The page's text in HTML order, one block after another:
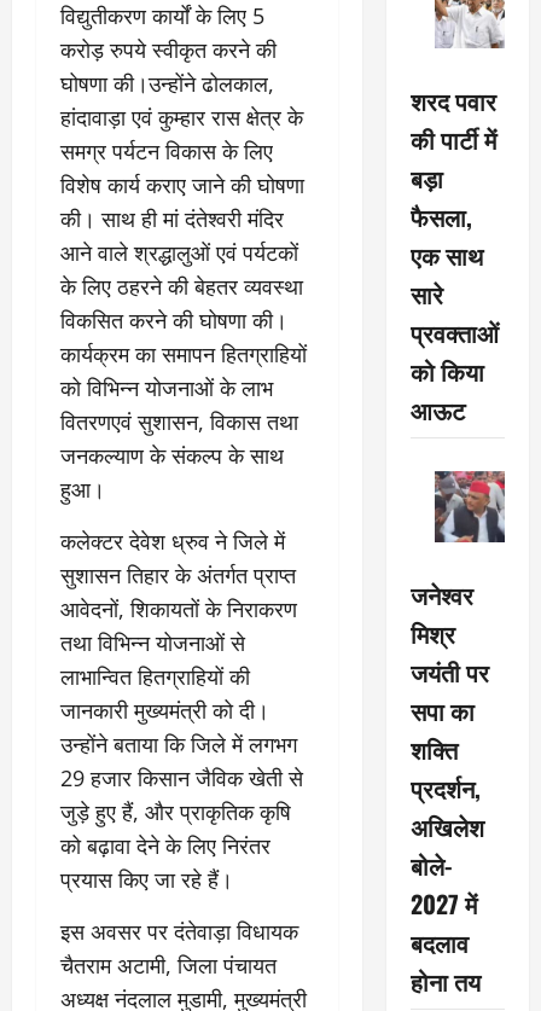
विद्युतीकरण कार्यों के लिए 5
करोड़ रुपये स्वीकृत करने की
घोषणा की।उन्होंने ढोलकाल,
हांदावाड़ा एवं कुम्हार रास क्षेत्र के
समग्र पर्यटन विकास के लिए
विशेष कार्य कराए जाने की घोषणा
की। साथ ही मां दंतेश्वरी मंदिर
आने वाले श्रद्धालुओं एवं पर्यटकों
के लिए ठहरने की बेहतर व्यवस्था
विकसित करने की घोषणा की।
कार्यक्रम का समापन हितग्राहियों
को विभिन्न याेजनाओं के लाभ
वितरणएवं सुशासन, विकास तथा
जनकल्याण के संकल्प के साथ
हुआ।
कलेक्टर देवेश ध्रुव ने जिले में
सुशासन तिहार के अंतर्गत प्राप्त
आवेदनों, शिकायतों के निराकरण
तथा विभिन्न योजनाओं से
लाभान्वित हितग्राहियों की
जानकारी मुख्यमंत्री को दी।
उन्होंने बताया कि जिले में लगभग
29 हजार किसान जैविक खेती से
जुड़े हुए हैं, और प्राकृतिक कृषि
को बढ़ावा देने के लिए निरंतर
प्रयास किए जा रहे हैं।
इस अवसर पर दंतेवाड़ा विधायक
चैतराम अटामी, जिला पंचायत
अध्यक्ष नंदलाल मुडामी, मुख्यमंत्री
शरद पवार
की पार्टी में
बड़ा
फैसला,
एक साथ
सारे
प्रवक्ताओं
को किया
आऊट
जनेश्वर
मिश्र
जयंती पर
सपा का
शक्ति
प्रदर्शन,
अखिलेश
बोले-
2027 में
बदलाव
होना तय